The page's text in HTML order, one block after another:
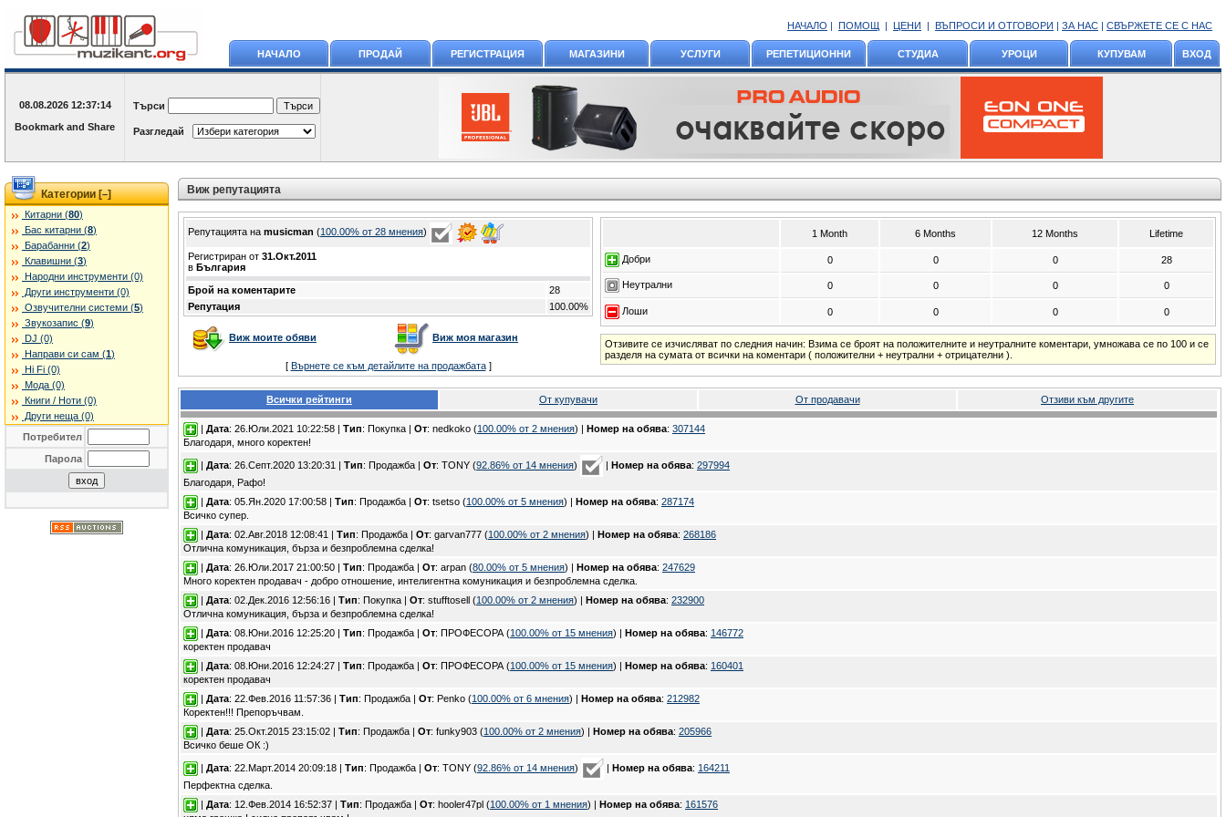
НАЧАЛО | ПОМОЩ | ЦЕНИ | ВЪПРОСИ И ОТГОВОРИ | ЗА НАС | СВЪРЖЕТЕ СЕ С НАС
НАЧАЛО ПРОДАЙ РЕГИСТРАЦИЯ МАГАЗИНИ УСЛУГИ РЕПЕТИЦИОННИ СТУДИА УРОЦИ КУПУВАМ ВХОД
08.08.2026 12:37:14 Търси
Разгледай
Категории [–]
Китарни (80)
Бас китарни (8)
Барабанни (2)
Клавишни (3)
Народни инструменти (0)
Други инструменти (0)
Озвучителни системи (5)
Звукозапис (9)
DJ (0)
Направи си сам (1)
Hi Fi (0)
Мода (0)
Книги / Ноти (0)
Други неща (0)
Потребител
Парола
Виж репутацията
Репутацията на musicman (100.00% oт 28 мнения)
Регистриран от 31.Окт.2011
в България
Брой на коментарите
28
Репутация
100.00%
Виж моите обяви Виж моя магазин
[ Върнете се към детайлите на продажбата]
1 Month 6 Months 12 Months Lifetime
Добри 0 0 0 28
Неутрални 0 0 0 0
Лоши 0 0 0 0
Отзивите се изчисляват по следния начин: Взима се броят на положителните и неутралните коментари, умножава се по 100 и се
разделя на сумата от всички на коментари ( положителни + неутрални + отрицателни ).
Всички рейтинги От купувачи От продавачи Отзиви към другите
| Дата: 26.Юли.2021 10:22:58 | Тип: Покупка | От: nedkoko (100.00% oт 2 мнения) | Номер на обява: 307144
Благодаря, много коректен!
| Дата: 26.Септ.2020 13:20:31 | Тип: Продажба | От: TONY (92.86% oт 14 мнения) | Номер на обява: 297994
Благодаря, Рафо!
| Дата: 05.Ян.2020 17:00:58 | Тип: Продажба | От: tsetso (100.00% oт 5 мнения) | Номер на обява: 287174
Всичко супер.
| Дата: 02.Авг.2018 12:08:41 | Тип: Продажба | От: garvan777 (100.00% oт 2 мнения) | Номер на обява: 268186
Отлична комуникация, бърза и безпроблемна сделка!
| Дата: 26.Юли.2017 21:00:50 | Тип: Продажба | От: arpan (80.00% oт 5 мнения) | Номер на обява: 247629
Много коректен продавач - добро отношение, интелигентна комуникация и безпроблемна сделка.
| Дата: 02.Дек.2016 12:56:16 | Тип: Покупка | От: stufftosell (100.00% oт 2 мнения) | Номер на обява: 232900
Отлична комуникация, бърза и безпроблемна сделка!
| Дата: 08.Юни.2016 12:25:20 | Тип: Продажба | От: ПРОФЕСОРА (100.00% oт 15 мнения) | Номер на обява: 146772
коректен продавач
| Дата: 08.Юни.2016 12:24:27 | Тип: Продажба | От: ПРОФЕСОРА (100.00% oт 15 мнения) | Номер на обява: 160401
коректен продавач
| Дата: 22.Фев.2016 11:57:36 | Тип: Продажба | От: Penko (100.00% oт 6 мнения) | Номер на обява: 212982
Коректен!!! Препоръчвам.
| Дата: 25.Окт.2015 23:15:02 | Тип: Продажба | От: funky903 (100.00% oт 2 мнения) | Номер на обява: 205966
Всичко беше ОК :)
| Дата: 22.Март.2014 20:09:18 | Тип: Продажба | От: TONY (92.86% oт 14 мнения) | Номер на обява: 164211
Перфектна сделка.
| Дата: 12.Фев.2014 16:52:37 | Тип: Продажба | От: hooler47pl (100.00% oт 1 мнения) | Номер на обява: 161576